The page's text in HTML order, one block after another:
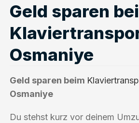
Geld sparen
Osmaniye
Geld sparen beim
Osmaniye
Du stehst kurz vor deinem